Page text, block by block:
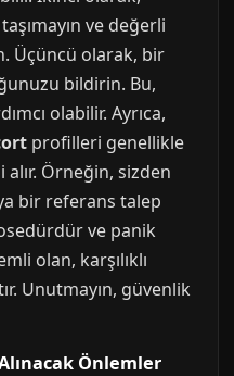
ve değerli
Üçüncü olarak, bir
bildirin. Bu,
olabilir. Ayrıca,
profilleri genellikle
Örneğin, sizden
bir referans talep
ve panik
olan, karşılıklı
Unutmayın, güvenlik
Önlemler